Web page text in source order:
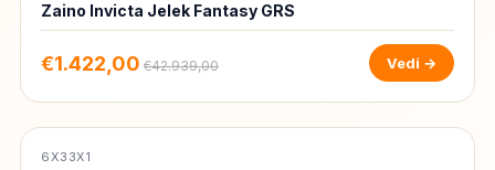
Zaino Invicta Jelek Fantasy GRS
€1.422,00 €42.939,00 Vedi →
-97%
6X33X1